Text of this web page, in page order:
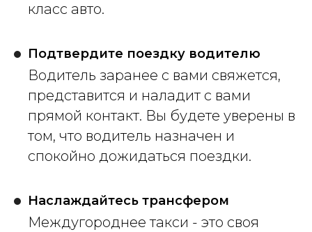
класс авто.
Подтвердите поездку водителю
Водитель заранее с вами свяжется,
представится и наладит с вами
прямой контакт. Вы будете уверены в
том, что водитель назначен и
спокойно дожидаться поездки.
Наслаждайтесь трансфером
Междугороднее такси - это своя